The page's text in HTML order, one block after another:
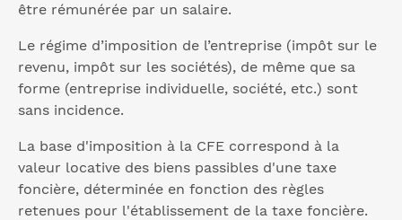
être rémunérée par un salaire.
Le régime d’imposition de l’entreprise (impôt sur le
revenu, impôt sur les sociétés), de même que sa
forme (entreprise individuelle, société, etc.) sont
sans incidence.
La base d'imposition à la CFE correspond à la
valeur locative des biens passibles d'une taxe
foncière, déterminée en fonction des règles
retenues pour l'établissement de la taxe foncière.